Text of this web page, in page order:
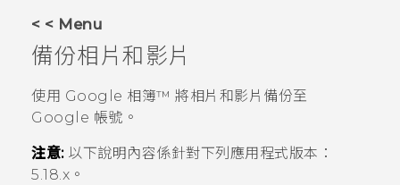
應用程式
支援服務
< < Menu
備份相片和影片
使用 Google 相簿™ 將相片和影片備份至
Google 帳號。
注意:以下說明內容係針對下列應用程式版本：
5.18.x 。